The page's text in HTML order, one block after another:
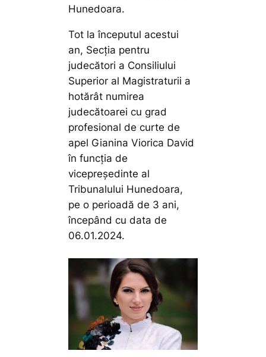
Hunedoara.
Tot la începutul acestui
an, Secţia pentru
judecători a Consiliului
Superior al Magistraturii a
hotărât numirea
judecătoarei cu grad
profesional de curte de
apel Gianina Viorica David
în funcția de
vicepreședinte al
Tribunalului Hunedoara,
pe o perioadă de 3 ani,
începând cu data de
06.01.2024.